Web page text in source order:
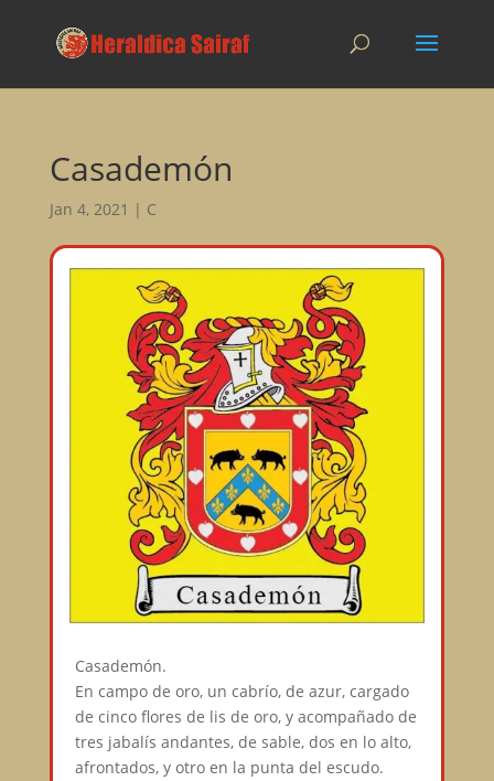
Casademón
Jan 4, 2021 | C
Casademón.
En campo de oro, un cabrío, de azur, cargado
de cinco flores de lis de oro, y acompañado de
tres jabalís andantes, de sable, dos en lo alto,
afrontados, y otro en la punta del escudo.